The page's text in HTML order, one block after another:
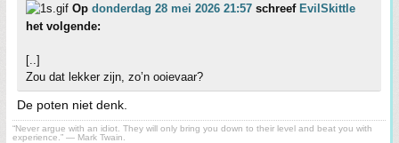
Op donderdag 28 mei 2026 21:57 schreef EvilSkittle
het volgende:
[..]
Zou dat lekker zijn, zo’n ooievaar?
De poten niet denk.
“Never argue with an idiot. They will only bring you down to their level and beat you with
experience.” ― Mark Twain.